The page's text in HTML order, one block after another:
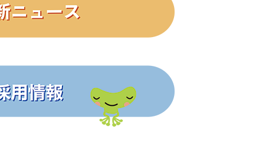
庁）は10月１日、外国人の在留資格変更や在留
大幅に引...
き下げ 意見割れるも「最善の方法」
の記者会見で、飲食料品の消費税率を来年度か
１％に引...